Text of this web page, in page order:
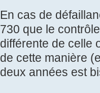
En cas de
730 que le
différente de celle
de cette manière
deux années est